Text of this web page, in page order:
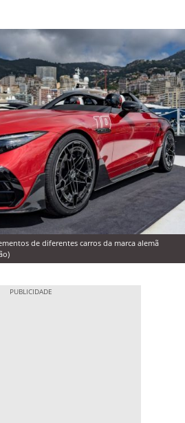
de diferentes carros da marca alemã